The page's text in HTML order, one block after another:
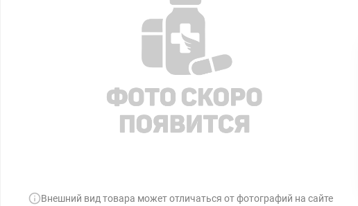
Внешний вид товара может отличаться от фотографий на сайте